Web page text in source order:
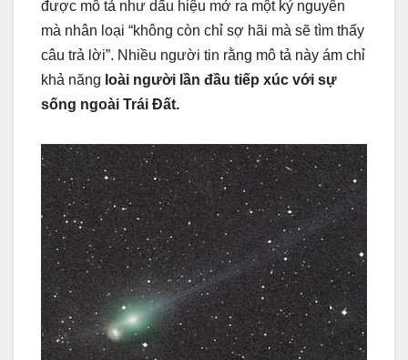
được mô tả như dấu hiệu mở ra một kỷ nguyên
mà nhân loại “không còn chỉ sợ hãi mà sẽ tìm thấy
câu trả lời”. Nhiều người tin rằng mô tả này ám chỉ
khả năng loài người lần đầu tiếp xúc với sự
sống ngoài Trái Đất.